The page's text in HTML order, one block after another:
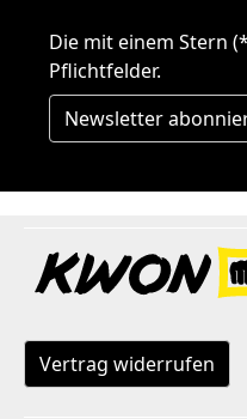
Die mit einem Stern
Pflichtfelder.
Newsletter
Vertrag widerrufen